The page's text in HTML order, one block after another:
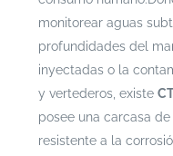
monitorear aguas
profundidades del
inyectadas o la
y vertederos, existe
posee una carcasa de
resistente a la